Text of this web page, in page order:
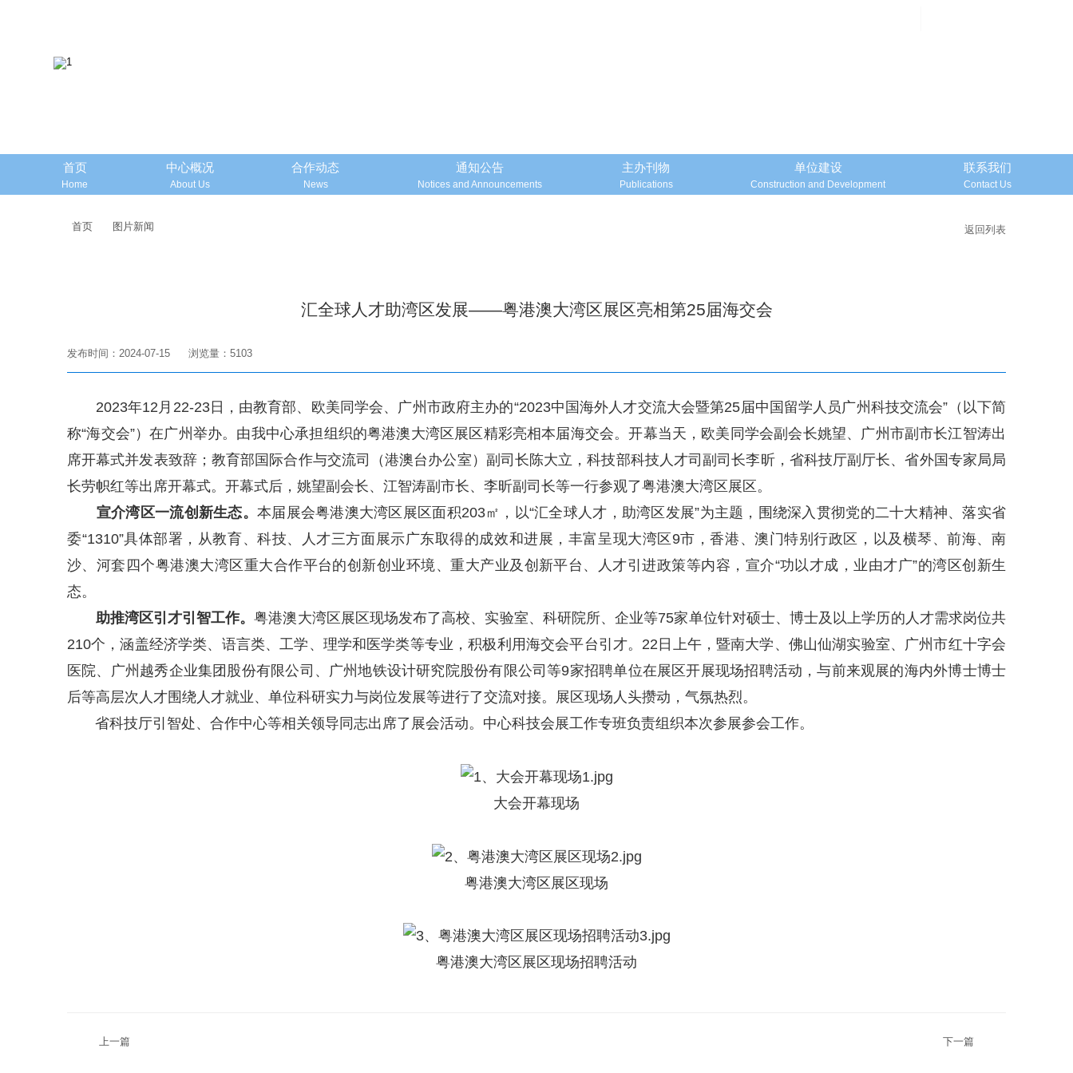
首页
Home
中心概况
About Us
合作动态
News
通知公告
Notices and Announcements
主办刊物
Publications
单位建设
Construction and Development
联系我们
Contact Us
首页 图片新闻 返回列表
汇全球人才助湾区发展——粤港澳大湾区展区亮相第25届海交会
发布时间：2024-07-15 浏览量：5103
2023年12月22-23日，由教育部、欧美同学会、广州市政府主办的“2023中国海外人才交流大会暨第25届中国留学人员广州科技交流会”（以下简
称“海交会”）在广州举办。由我中心承担组织的粤港澳大湾区展区精彩亮相本届海交会。开幕当天，欧美同学会副会长姚望、广州市副市长江智涛出
席开幕式并发表致辞；教育部国际合作与交流司（港澳台办公室）副司长陈大立，科技部科技人才司副司长李昕，省科技厅副厅长、省外国专家局局
长劳帜红等出席开幕式。开幕式后，姚望副会长、江智涛副市长、李昕副司长等一行参观了粤港澳大湾区展区。
宣介湾区一流创新生态。 本届展会粤港澳大湾区展区面积203㎡，以“汇全球人才，助湾区发展”为主题，围绕深入贯彻党的二十大精神、落实省
委“1310”具体部署，从教育、科技、人才三方面展示广东取得的成效和进展，丰富呈现大湾区9市，香港、澳门特别行政区，以及横琴、前海、南
沙、河套四个粤港澳大湾区重大合作平台的创新创业环境、重大产业及创新平台、人才引进政策等内容，宣介“功以才成，业由才广”的湾区创新生
态。
助推湾区引才引智工作。粤港澳大湾区展区现场发布了高校、实验室、科研院所、企业等75家单位针对硕士、博士及以上学历的人才需求岗位共
210个，涵盖经济学类、语言类、工学、理学和医学类等专业，积极利用海交会平台引才。22日上午，暨南大学、佛山仙湖实验室、广州市红十字会
医院、广州越秀企业集团股份有限公司、广州地铁设计研究院股份有限公司等9家招聘单位在展区开展现场招聘活动，与前来观展的海内外博士博士
后等高层次人才围绕人才就业、单位科研实力与岗位发展等进行了交流对接。展区现场人头攒动，气氛热烈。
省科技厅引智处、合作中心等相关领导同志出席了展会活动。中心科技会展工作专班负责组织本次参展参会工作。
大会开幕现场
粤港澳大湾区展区现场
粤港澳大湾区展区现场招聘活动
上一篇 下一篇